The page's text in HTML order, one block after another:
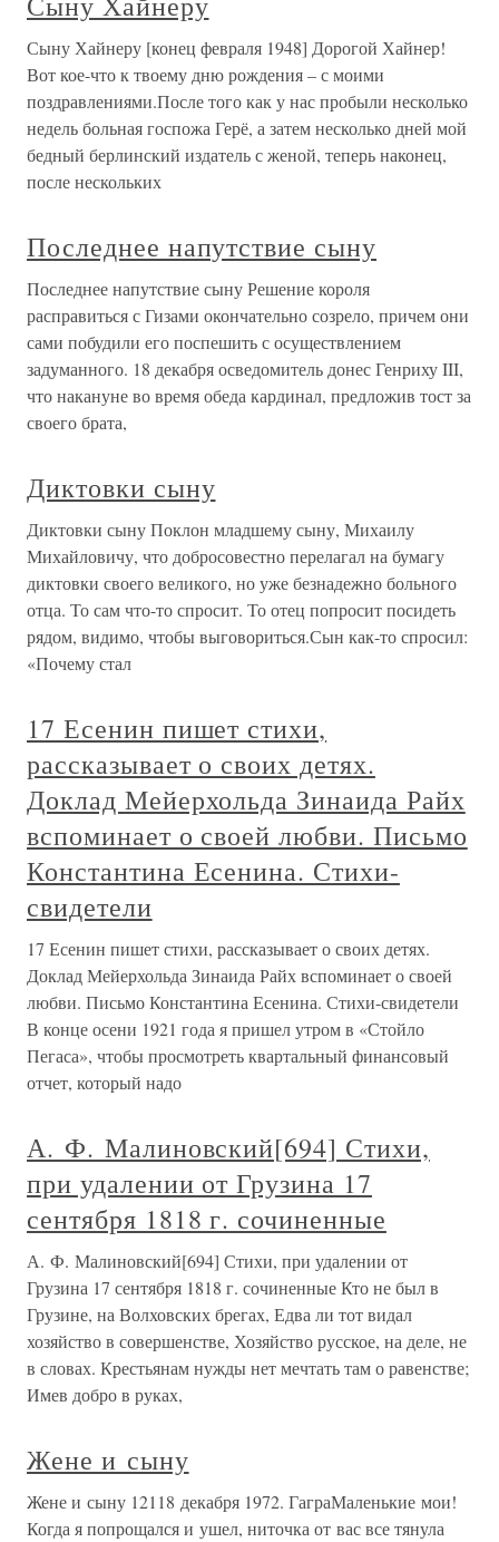
Сыну Хайнеру [конец февраля 1948] Дорогой Хайнер!
Вот кое-что к твоему дню рождения – с моими
поздравлениями.После того как у нас пробыли несколько
недель больная госпожа Герё, а затем несколько дней мой
бедный берлинский издатель с женой, теперь наконец,
после нескольких
Последнее напутствие сыну
Последнее напутствие сыну Решение короля
расправиться с Гизами окончательно созрело, причем они
сами побудили его поспешить с осуществлением
задуманного. 18 декабря осведомитель донес Генриху III,
что накануне во время обеда кардинал, предложив тост за
своего брата,
Диктовки сыну
Диктовки сыну Поклон младшему сыну, Михаилу
Михайловичу, что добросовестно перелагал на бумагу
диктовки своего великого, но уже безнадежно больного
отца. То сам что-то спросит. То отец попросит посидеть
рядом, видимо, чтобы выговориться.Сын как-то спросил:
«Почему стал
17 Есенин пишет стихи,
рассказывает о своих детях.
Доклад Мейерхольда Зинаида Райх
вспоминает о своей любви. Письмо
Константина Есенина. Стихи-
свидетели
17 Есенин пишет стихи, рассказывает о своих детях.
Доклад Мейерхольда Зинаида Райх вспоминает о своей
любви. Письмо Константина Есенина. Стихи-свидетели
В конце осени 1921 года я пришел утром в «Стойло
Пегаса», чтобы просмотреть квартальный финансовый
отчет, который надо
А. Ф. Малиновский[694] Стихи,
при удалении от Грузина 17
сентября 1818 г. сочиненные
А. Ф. Малиновский[694] Стихи, при удалении от
Грузина 17 сентября 1818 г. сочиненные Кто не был в
Грузине, на Волховских брегах, Едва ли тот видал
хозяйство в совершенстве, Хозяйство русское, на деле, не
в словах. Крестьянам нужды нет мечтать там о равенстве;
Имев добро в руках,
Жене и сыну
Жене и сыну 12118 декабря 1972. ГаграМаленькие мои!
Когда я попрощался и ушел, ниточка от вас все тянула